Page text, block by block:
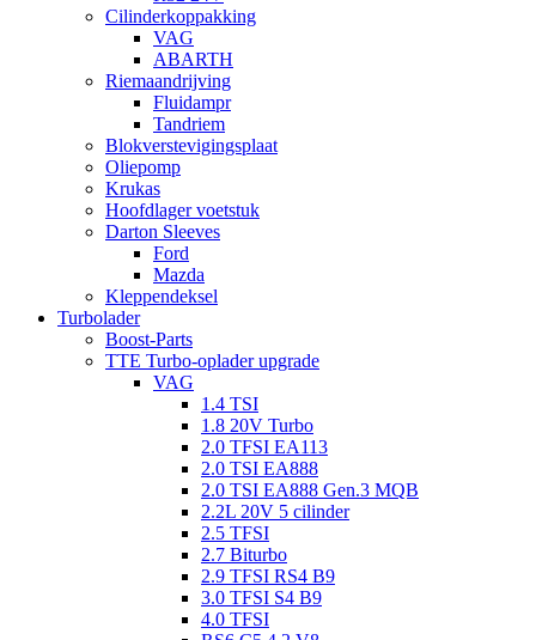
Cilinderkoppakking
VAG
ABARTH
Riemaandrijving
Fluidampr
Tandriem
Blokverstevigingsplaat
Oliepomp
Krukas
Hoofdlager voetstuk
Darton Sleeves
Ford
Mazda
Kleppendeksel
Turbolader
Boost-Parts
TTE Turbo-oplader upgrade
VAG
1.4 TSI
1.8 20V Turbo
2.0 TFSI EA113
2.0 TSI EA888
2.0 TSI EA888 Gen.3 MQB
2.2L 20V 5 cilinder
2.5 TFSI
2.7 Biturbo
2.9 TFSI RS4 B9
3.0 TFSI S4 B9
4.0 TFSI